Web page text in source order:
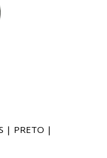
| PRETO |